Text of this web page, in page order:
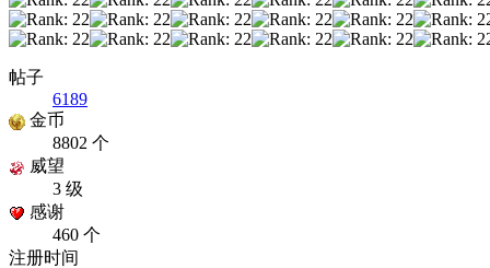
帖子
6189
金币
8802 个
威望
3 级
感谢
460 个
注册时间